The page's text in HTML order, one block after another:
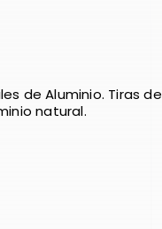
de Aluminio. Tiras de
natural.